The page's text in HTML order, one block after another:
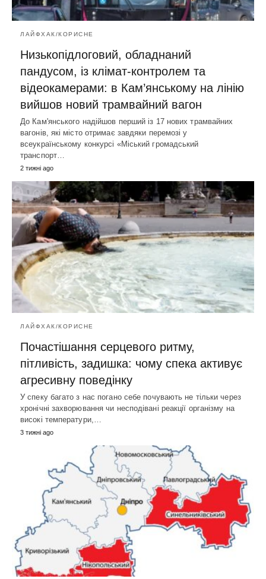
ЛАЙФХАК/КОРИСНЕ
Низькопідлоговий, обладнаний
пандусом, із клімат-контролем та
відеокамерами: в Кам’янському на лінію
вийшов новий трамвайний вагон
До Кам'янського надійшов перший із 17 нових трамвайних
вагонів, які місто отримає завдяки перемозі у
всеукраїнському конкурсі «Міський громадський
транспорт…
2 тижні ago
ЛАЙФХАК/КОРИСНЕ
Почастішання серцевого ритму,
пітливість, задишка: чому спека активує
агресивну поведінку
У спеку багато з нас погано себе почувають не тільки через
хронічні захворювання чи несподівані реакції організму на
високі температури,…
3 тижні ago